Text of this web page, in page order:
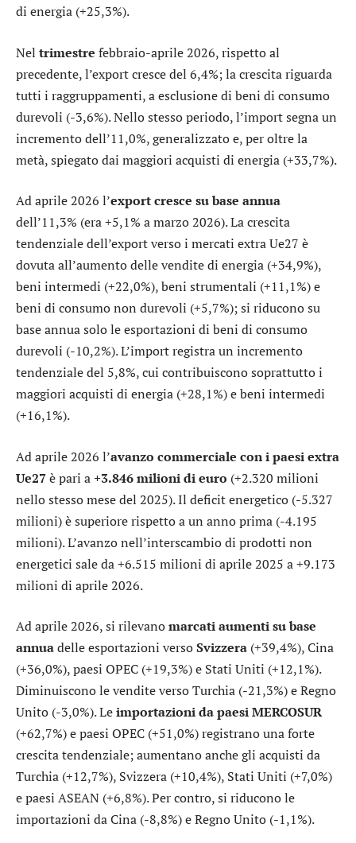
di energia (+25,3%).
Nel trimestre febbraio-aprile 2026, rispetto al
precedente, l’export cresce del 6,4%; la crescita riguarda
tutti i raggruppamenti, a esclusione di beni di consumo
durevoli (-3,6%). Nello stesso periodo, l’import segna un
incremento dell’11,0%, generalizzato e, per oltre la
metà, spiegato dai maggiori acquisti di energia (+33,7%).
Ad aprile 2026 l’export cresce su base annua
dell’11,3% (era +5,1% a marzo 2026). La crescita
tendenziale dell’export verso i mercati extra Ue27 è
dovuta all’aumento delle vendite di energia (+34,9%),
beni intermedi (+22,0%), beni strumentali (+11,1%) e
beni di consumo non durevoli (+5,7%); si riducono su
base annua solo le esportazioni di beni di consumo
durevoli (-10,2%). L’import registra un incremento
tendenziale del 5,8%, cui contribuiscono soprattutto i
maggiori acquisti di energia (+28,1%) e beni intermedi
(+16,1%).
Ad aprile 2026 l’avanzo commerciale con i paesi extra
Ue27è pari a +3.846 milioni di euro (+2.320 milioni
nello stesso mese del 2025). Il deficit energetico (-5.327
milioni) è superiore rispetto a un anno prima (-4.195
milioni). L’avanzo nell’interscambio di prodotti non
energetici sale da +6.515 milioni di aprile 2025 a +9.173
milioni di aprile 2026.
Ad aprile 2026, si rilevanomarcati aumenti su base
annuadelle esportazioni versoSvizzera (+39,4%), Cina
(+36,0%), paesi OPEC (+19,3%) e Stati Uniti (+12,1%).
Diminuiscono le vendite verso Turchia (-21,3%) e Regno
Unito (-3,0%). Leimportazioni da paesi MERCOSUR
(+62,7%) e paesi OPEC (+51,0%) registrano una forte
crescita tendenziale; aumentano anche gli acquisti da
Turchia (+12,7%), Svizzera (+10,4%), Stati Uniti (+7,0%)
e paesi ASEAN (+6,8%). Per contro, si riducono le
importazioni da Cina (-8,8%) e Regno Unito (-1,1%).